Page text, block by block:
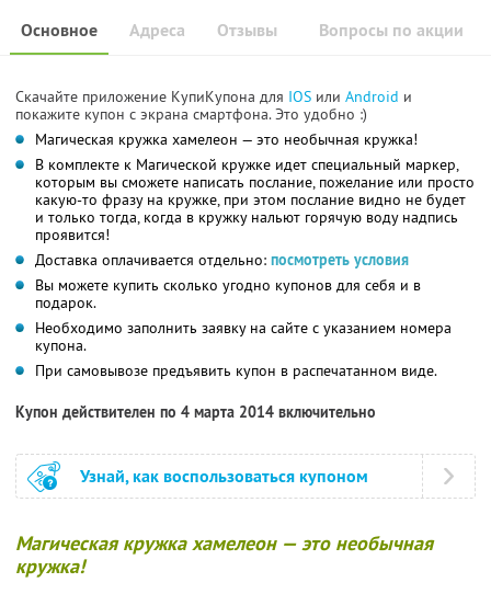
Основное Отзывы Вопросы по акции
Адреса
Скачайте приложение КупиКупона для IOS или Android и
покажите купон с экрана смартфона. Это удобно :)
Магическая кружка хамелеон — это необычная кружка!
В комплекте к Магической кружке идет специальный маркер,
которым вы сможете написать послание, пожелание или просто
какую-то фразу на кружке, при этом послание видно не будет
и только тогда, когда в кружку нальют горячую воду надпись
проявится!
Доставка оплачивается отдельно: посмотреть условия
Вы можете купить сколько угодно купонов для себя и в
подарок.
Необходимо заполнить заявку на сайте с указанием номера
купона.
При самовывозе предъявить купон в распечатанном виде.
Купон действителен по 4 марта 2014 включительно
Узнай, как воспользоваться купоном
Магическая кружка хамелеон — это необычная
кружка!